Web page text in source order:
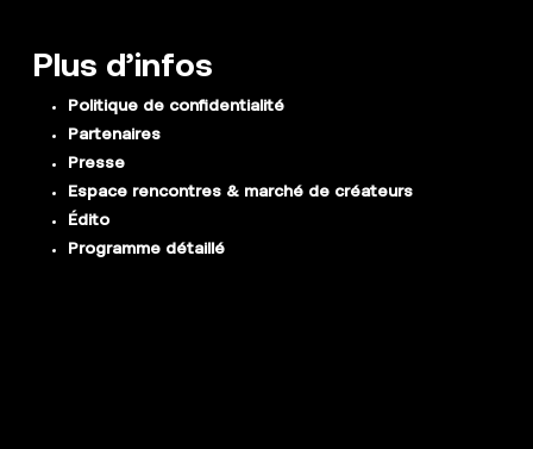
Plus d’infos
Politique de confidentialité
Partenaires
Presse
Espace rencontres & marché de créateurs
Édito
Programme détaillé